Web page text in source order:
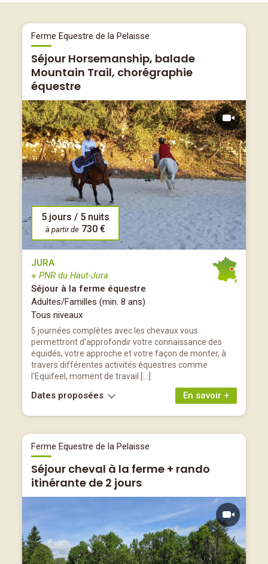
Ferme Equestre de la Pelaisse
Séjour Horsemanship, balade
Mountain Trail, chorégraphie
équestre
5 jours / 5 nuits
à partir de 730 €
JURA
※ PNR du Haut-Jura
Séjour à la ferme équestre
Adultes/Familles (min. 8 ans)
Tous niveaux
5 journées complètes avec les chevaux vous
permettront d'approfondir votre connaissance des
équidés, votre approche et votre façon de monter, à
travers différentes activités équestres comme
l'Equifeel, moment de travail […]
En savoir +
Dates proposées
Ferme Equestre de la Pelaisse
Séjour cheval à la ferme + rando
itinérante de 2 jours